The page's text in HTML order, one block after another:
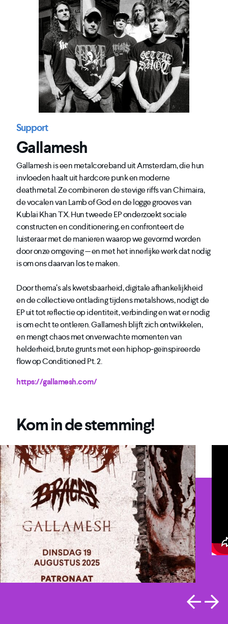
Support
Gallamesh
Gallamesh is een metalcoreband uit Amsterdam, die hun
invloeden haalt uit hardcore punk en moderne
deathmetal. Ze combineren de stevige riffs van Chimaira,
de vocalen van Lamb of God en de logge grooves van
Kublai Khan TX. Hun tweede EP onderzoekt sociale
constructen en conditionering, en confronteert de
luisteraar met de manieren waarop we gevormd worden
door onze omgeving — en met het innerlijke werk dat nodig
is om ons daarvan los te maken.
Door thema’s als kwetsbaarheid, digitale afhankelijkheid
en de collectieve ontlading tijdens metalshows, nodigt de
EP uit tot reflectie op identiteit, verbinding en wat er nodig
is om echt te ontleren. Gallamesh blijft zich ontwikkelen,
en mengt chaos met onverwachte momenten van
helderheid, brute grunts met een hiphop-geïnspireerde
flow op Conditioned Pt. 2.
https://gallamesh.com/
Kom in de stemming!